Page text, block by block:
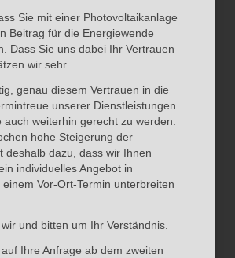
Sie mit einer Photovoltaikanlage
Beitrag für die Energiewende
Dass Sie uns dabei Ihr Vertrauen
wir sehr.
genau diesem Vertrauen in die
unserer Dienstleistungen
auch weiterhin gerecht zu werden.
hohe Steigerung der
deshalb dazu, dass wir Ihnen
individuelles Angebot in
Vor-Ort-Termin unterbreiten
und bitten um Ihr Verständnis.
Ihre Anfrage ab dem zweiten